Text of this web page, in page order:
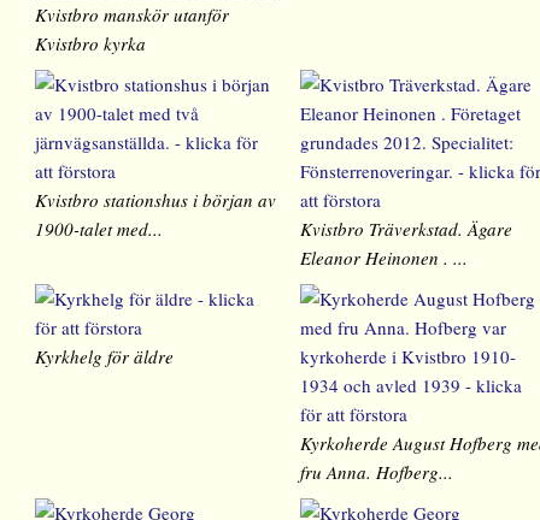
Kvistbro manskör utanför
Kvistbro kyrka
Kvistbro stationshus i början av
1900-talet med...
Kvistbro Träverkstad. Ägare
Eleanor Heinonen . ...
Kyrkhelg för äldre
Kyrkoherde August Hofberg
fru Anna. Hofberg...